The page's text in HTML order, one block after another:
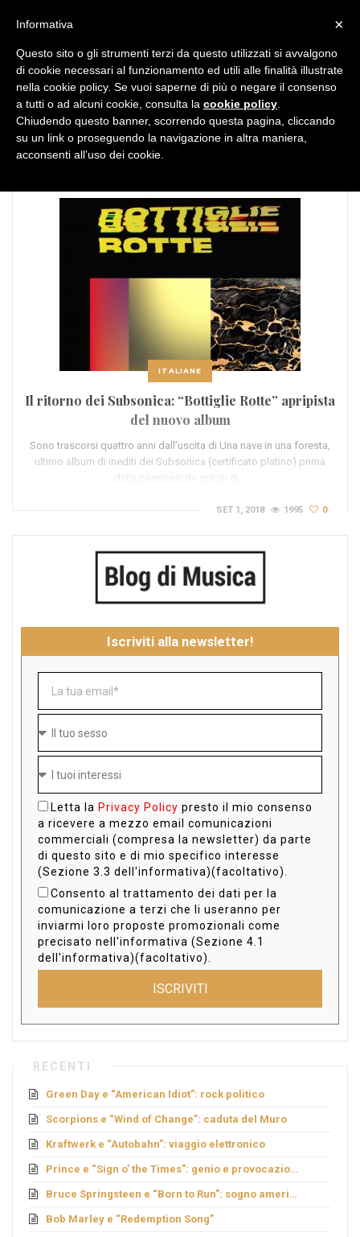
TAG: Bottiglie rotte
ITALIANE
Il ritorno dei Subsonica: “Bottiglie Rotte” apripista
del nuovo album
Sono trascorsi quattro anni dall’uscita di Una nave in una foresta,
ultimo album di inediti dei Subsonica (certificato platino) prima
della parentesi da solisti di…
SET 1, 2018 1995 0
Iscriviti alla newsletter!
Letta la Privacy Policy presto il mio consenso
a ricevere a mezzo email comunicazioni
commerciali (compresa la newsletter) da parte
di questo sito e di mio specifico interesse
(Sezione 3.3 dell'informativa)(facoltativo).
Consento al trattamento dei dati per la
comunicazione a terzi che li useranno per
inviarmi loro proposte promozionali come
precisato nell'informativa (Sezione 4.1
dell'informativa)(facoltativo).
ISCRIVITI
RECENTI
Green Day e “American Idiot”: rock politico
Scorpions e “Wind of Change”: caduta del Muro
Kraftwerk e “Autobahn”: viaggio elettronico
Prince e “Sign o’ the Times”: genio e provocazione
Bruce Springsteen e “Born to Run”: sogno americano
Bob Marley e “Redemption Song”
×
Informativa
Questo sito o gli strumenti terzi da questo utilizzati si avvalgono
di cookie necessari al funzionamento ed utili alle finalità illustrate
nella cookie policy. Se vuoi saperne di più o negare il consenso
a tutti o ad alcuni cookie, consulta la cookie policy
Chiudendo questo banner, scorrendo questa pagina, cliccando
su un link o proseguendo la navigazione in altra maniera,
acconsenti all’uso dei cookie.